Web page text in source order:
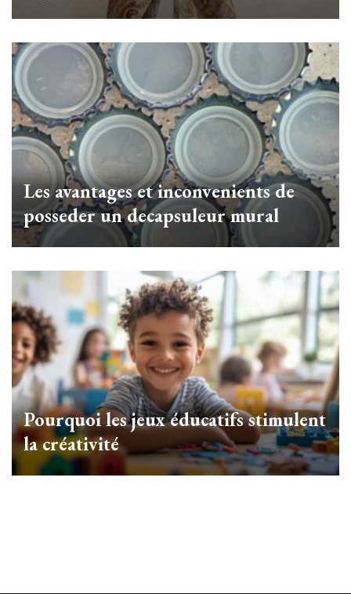
Les avantages et inconvenients de
posseder un decapsuleur mural
Pourquoi les jeux éducatifs stimulent
la créativité